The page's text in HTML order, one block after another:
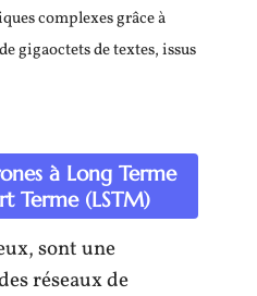
complexes grâce à
gigaoctets de textes, issus
à Long Terme
Terme (LSTM)
sont une
réseaux de